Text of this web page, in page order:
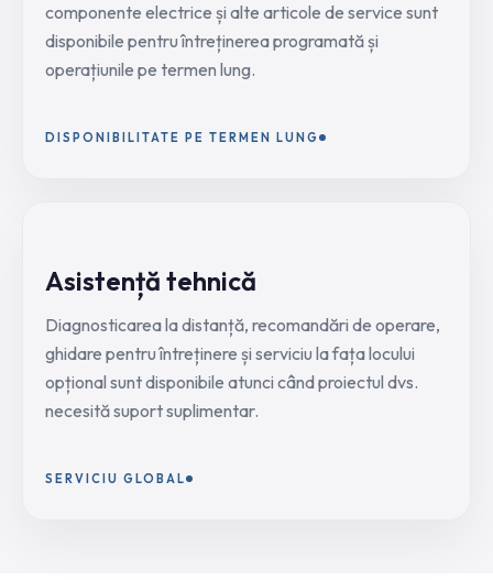
componente electrice și alte articole de service sunt
disponibile pentru întreținerea programată și
operațiunile pe termen lung.
DISPONIBILITATE PE TERMEN LUNG
Asistență tehnică
Diagnosticarea la distanță, recomandări de operare,
ghidare pentru întreținere și serviciu la fața locului
opțional sunt disponibile atunci când proiectul dvs.
necesită suport suplimentar.
SERVICIU GLOBAL